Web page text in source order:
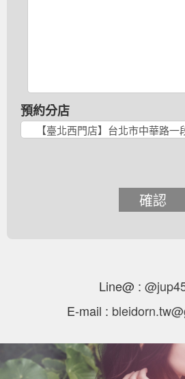
預約分店
確認
Line@ :
E-mail :